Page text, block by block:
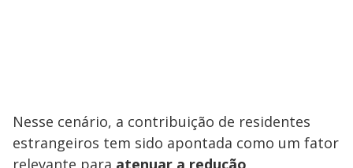
Nesse cenário, a contribuição de residentes
estrangeiros tem sido apontada como um fator
relevante para atenuar a redução